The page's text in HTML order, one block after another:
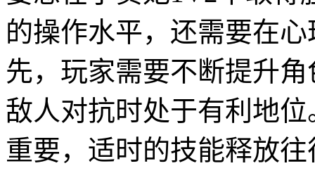
的操作水平，还需要在
先，玩家需要不断提升
敌人对抗时处于有利地
重要，适时的技能释放